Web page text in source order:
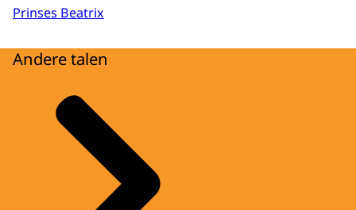
Prinses Beatrix
Andere talen